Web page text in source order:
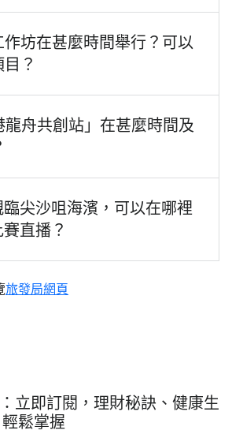
作坊在甚麼時間舉行？可以
？
龍舟共創站」在甚麼時間及
尖沙咀海濱，可以在哪裡
直播？
旅發局網頁
：立即訂閱，理財秘訣、健康生
鬆掌握